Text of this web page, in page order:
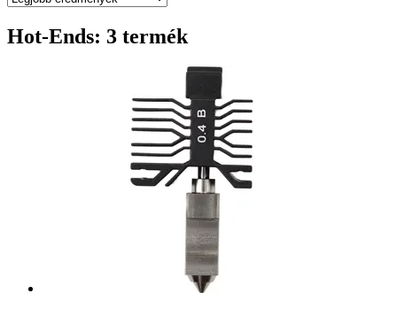
Hot-Ends: 3 termék